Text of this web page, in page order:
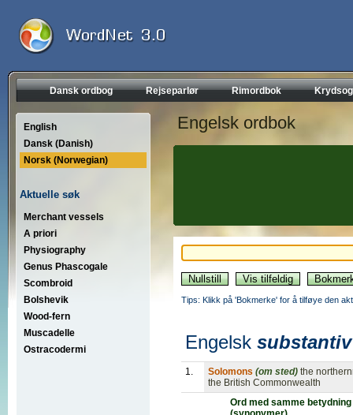
Dansk ordbog Rejseparlør Rimordbok
English
Dansk (Danish)
Norsk (Norwegian)
Aktuelle søk
Merchant vessels
A priori
Physiography
Genus Phascogale
Scombroid
Bolshevik
Wood-fern
Muscadelle
Ostracodermi
Engelsk ordbok
Tips: Klikk på 'Bokmerke' for å tilføye den
Engelsk substantiv
1. Solomons (om sted) the
the British Commonwealth
Ord med samme betydning